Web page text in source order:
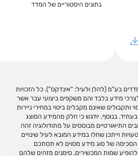
נתונים היסטוריים של המדד
בע"מ (להלן ולעיל: "אינדקס"). כל הזכויות
מידע בלבד והם משקפים ביצועי עבר אשר
שאינם מקבלים ביטוי במחירי ניירות
בנוסף, יודגש כי חלק מהמידע המוצג
התיאורטיים מבוססים על מתודולוגיה זהה
וייתכן שחלו במידע המובא לעיל שינויים
הסכימה של סוג מידע מסוים לא תסתכם
להופיע שמות המכשירים, סימנים מזהים שלהם
עשוי ליצור רווחים בידי המשתמש. אין לראות
ו/או תחליף לייעוץ/שיווק השקעות האמור
הקורא. מדדי ניירות ערך אינם מהווים מכשירי
ועריכת מדדי ניירות ערך למגוון צרכי
שהיא עורכת ו/או מחשבת. השימוש במדדי
שימוש במדדים. שמות המדדים הינם
ללא אישור מראש ובכתב מאינדקס. אין